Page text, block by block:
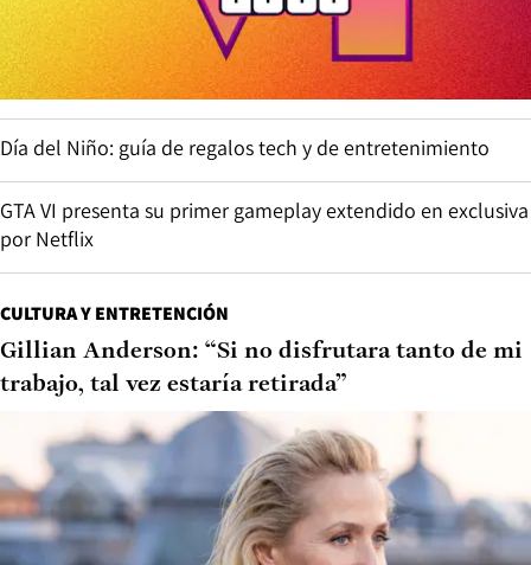
Día del Niño: guía de regalos tech y de entretenimiento
GTA VI presenta su primer gameplay extendido en exclusiva
por Netflix
CULTURA Y ENTRETENCIÓN
Gillian Anderson: “Si no disfrutara tanto de mi
trabajo, tal vez estaría retirada”